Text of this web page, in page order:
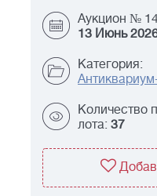
Аукцион №
13 Июнь
Категория:
Количество
лота: 37